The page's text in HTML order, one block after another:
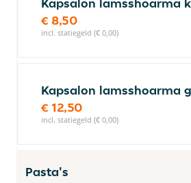
€ 8,50
incl. statiegeld (€ 0,00)
Kapsalon lamsshoarma
€ 12,50
incl. statiegeld (€ 0,00)
Pasta's